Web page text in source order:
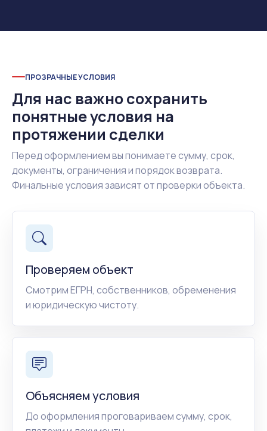
ПРОЗРАЧНЫЕ УСЛОВИЯ
Для нас важно сохранить
понятные условия на
протяжении сделки
Перед оформлением вы понимаете сумму, срок,
документы, ограничения и порядок возврата.
Финальные условия зависят от проверки объекта.
Проверяем объект
Смотрим ЕГРН, собственников, обременения
и юридическую чистоту.
Объясняем условия
До оформления проговариваем сумму, срок,